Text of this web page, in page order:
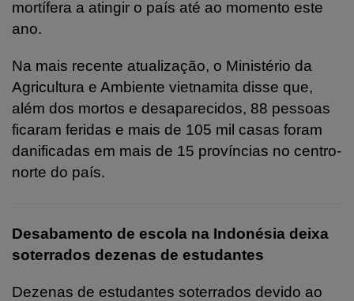
mortífera a atingir o país até ao momento este
ano.
Na mais recente atualização, o Ministério da
Agricultura e Ambiente vietnamita disse que,
além dos mortos e desaparecidos, 88 pessoas
ficaram feridas e mais de 105 mil casas foram
danificadas em mais de 15 províncias no centro-
norte do país.
Desabamento de escola na Indonésia deixa
soterrados dezenas de estudantes
Dezenas de estudantes soterrados devido ao